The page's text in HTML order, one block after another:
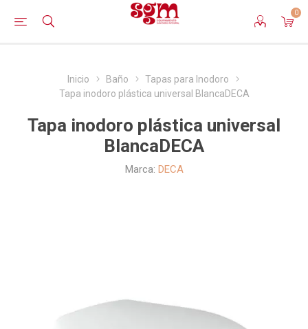
0
Inicio Baño
Tapas para Inodoro
Tapa inodoro plástica universal BlancaDECA
Tapa inodoro plástica universal
BlancaDECA
Marca: DECA